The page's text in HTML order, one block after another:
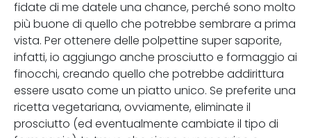
fidate di me datele una chance, perché sono molto
più buone di quello che potrebbe sembrare a prima
vista. Per ottenere delle polpettine super saporite,
infatti, io aggiungo anche prosciutto e formaggio ai
finocchi, creando quello che potrebbe addirittura
essere usato come un piatto unico. Se preferite una
ricetta vegetariana, ovviamente, eliminate il
prosciutto (ed eventualmente cambiate il tipo di